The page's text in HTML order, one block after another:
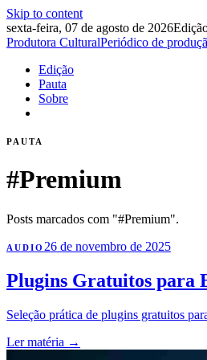
Skip to content
sexta-feira, 07 de agosto de 2026
Produtora CulturalPeriódico de
Edição
Pauta
Sobre
PAUTA
#Premium
Posts marcados com "#Premium".
AUDIO 26 de novembro de 2025
Plugins Gratuitos para
Seleção prática de plugins gratuitos
Ler matéria →